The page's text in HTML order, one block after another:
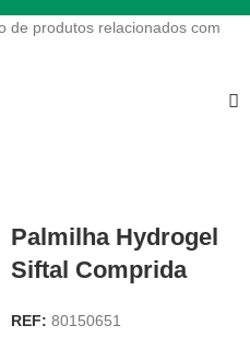
de produtos relacionados com
Palmilha Hydrogel
Siftal Comprida
REF: 80150651